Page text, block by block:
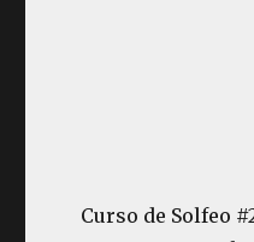
Curso de Solfeo